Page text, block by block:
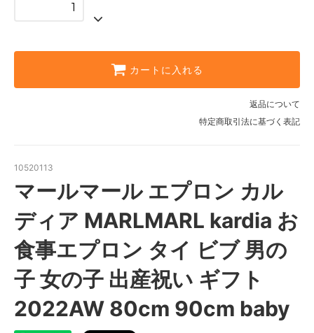
カートに入れる
返品について
特定商取引法に基づく表記
10520113
マールマール エプロン カル
ディア MARLMARL kardia お
食事エプロン タイ ビブ 男の
子 女の子 出産祝い ギフト
2022AW 80cm 90cm baby